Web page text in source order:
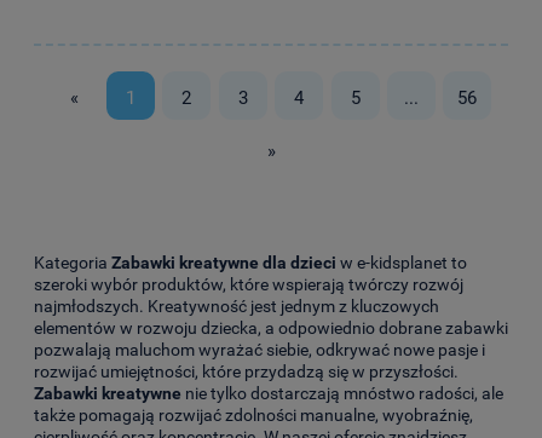
« 1 2 3 4 5 ... 56
»
Kategoria Zabawki kreatywne dla dzieci w e-kidsplanet to
szeroki wybór produktów, które wspierają twórczy rozwój
najmłodszych. Kreatywność jest jednym z kluczowych
elementów w rozwoju dziecka, a odpowiednio dobrane zabawki
pozwalają maluchom wyrażać siebie, odkrywać nowe pasje i
rozwijać umiejętności, które przydadzą się w przyszłości.
Zabawki kreatywne nie tylko dostarczają mnóstwo radości, ale
także pomagają rozwijać zdolności manualne, wyobraźnię,